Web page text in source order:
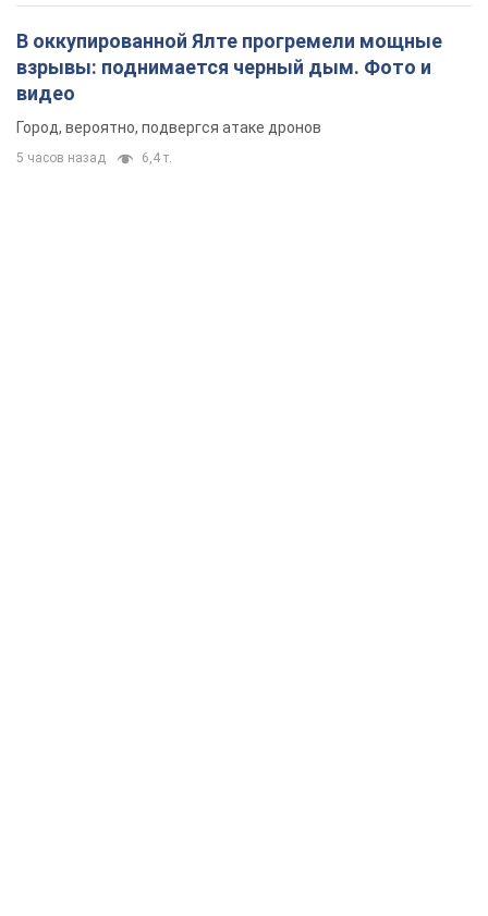
В оккупированной Ялте прогремели мощные
взрывы: поднимается черный дым. Фото и
видео
Город, вероятно, подвергся атаке дронов
5 часов назад 6,4 т.